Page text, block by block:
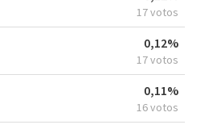
17 votos
0,12%
17 votos
0,11%
16 votos